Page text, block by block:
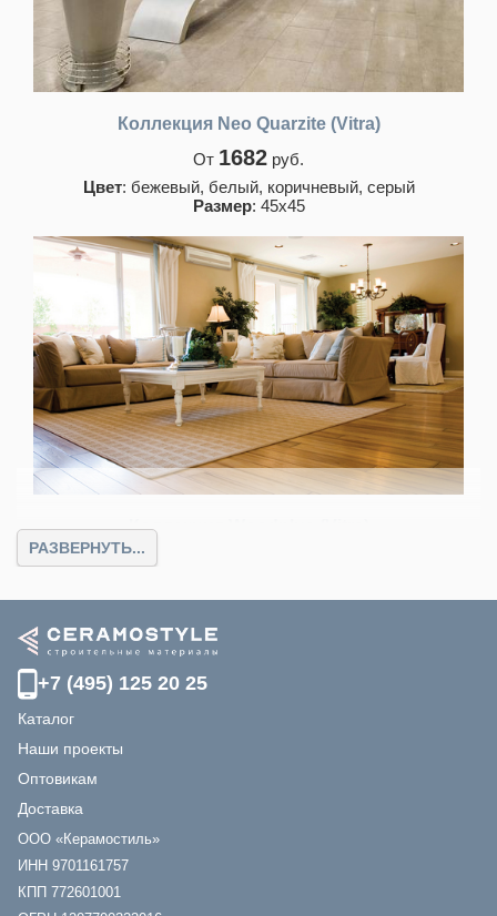
Коллекция Neo Quarzite (Vitra)
От 1682 руб.
Цвет: бежевый, белый, коричневый, серый
Размер: 45х45
Коллекция Woodplus (Vitra)
РАЗВЕРНУТЬ...
+7 (495) 125 20 25
Каталог
Наши проекты
Оптовикам
Доставка
ООО «Керамостиль»
ИНН 9701161757
КПП 772601001